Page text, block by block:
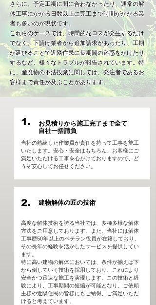
さらに、予定工期に間に合わなかったり、通常の解
体工事にかかる日数以上に完工まで時間がかかる業
者も多いのが現状です。
これらのケースでは、時間的なロスが発生するだけ
でなく、下請け業者から追加請求があったり、工期
が延びることで近隣住民に長期間の迷惑をかけたり
するなど、様々なトラブルが報告されています。特
に、産廃物の不法投棄に関しては、発注者であるお
客様まで責任が及ぶことがあります。
1.
お見積りから施工完了まで全て
自社一括請負
当社の熟練した作業員が責任を持って工事を施工
いたします。安心・安全はもちろん、お客様にご
満足いただける工事を心がけておりますので、ど
うぞ安心してお任せください。
2. 建物解体の匠の技術
高度な解体技術を誇る当社では、多種多様な解体
方法をご用意しております。また、当社には解体
工事歴50年以上のベテラン役員が在籍しており、
その長年の経験を活かしたサービスを提供してい
ます。
特に高い建物の解体においては、条件が揃えば下
から倒していく技術を採用しており、これにより
安全かつ迅速な施工を実現します。この技術と経
験により、工事期間の短縮が可能となり、ご依頼
主様や近隣住民の皆様にもご納得、ご満足いただ
けると考えています。